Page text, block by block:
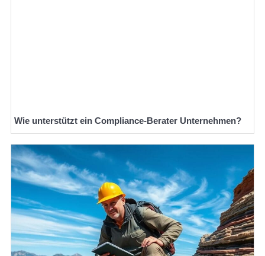
Wie unterstützt ein Compliance-Berater Unternehmen?